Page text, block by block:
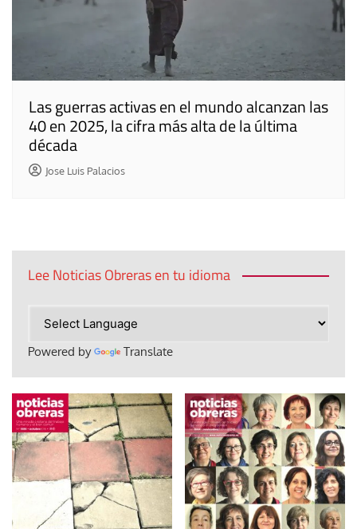
Las guerras activas en el mundo alcanzan las
40 en 2025, la cifra más alta de la última
década
Jose Luis Palacios
Lee Noticias Obreras en tu idioma
Powered by Translate